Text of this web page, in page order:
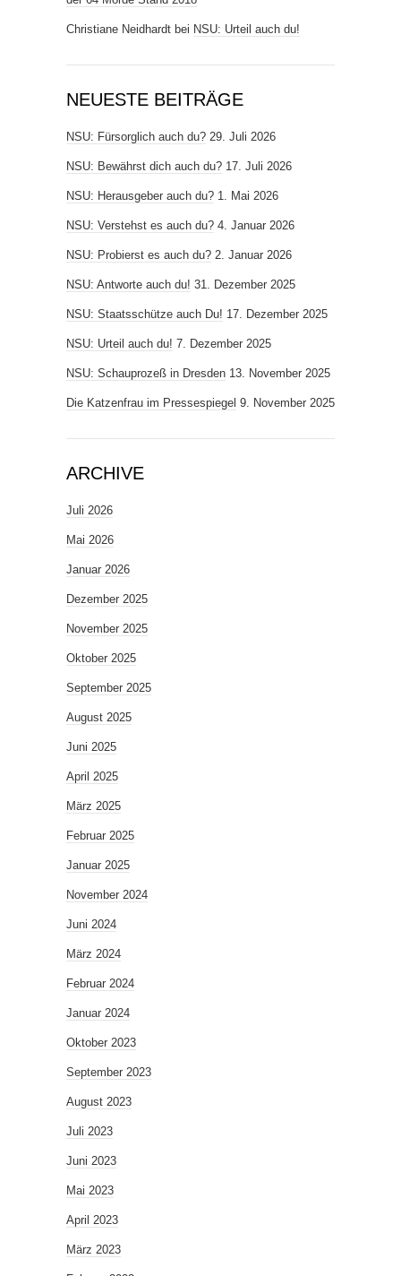
Christiane Neidhardt bei NSU: Urteil auch du!
NEUESTE BEITRÄGE
NSU: Fürsorglich auch du? 29. Juli 2026
NSU: Bewährst dich auch du? 17. Juli 2026
NSU: Herausgeber auch du? 1. Mai 2026
NSU: Verstehst es auch du? 4. Januar 2026
NSU: Probierst es auch du? 2. Januar 2026
NSU: Antworte auch du! 31. Dezember 2025
NSU: Staatsschütze auch Du! 17. Dezember 2025
NSU: Urteil auch du! 7. Dezember 2025
NSU: Schauprozeß in Dresden 13. November 2025
Die Katzenfrau im Pressespiegel 9. November 2025
ARCHIVE
Juli 2026
Mai 2026
Januar 2026
Dezember 2025
November 2025
Oktober 2025
September 2025
August 2025
Juni 2025
April 2025
März 2025
Februar 2025
Januar 2025
November 2024
Juni 2024
März 2024
Februar 2024
Januar 2024
Oktober 2023
September 2023
August 2023
Juli 2023
Juni 2023
Mai 2023
April 2023
März 2023